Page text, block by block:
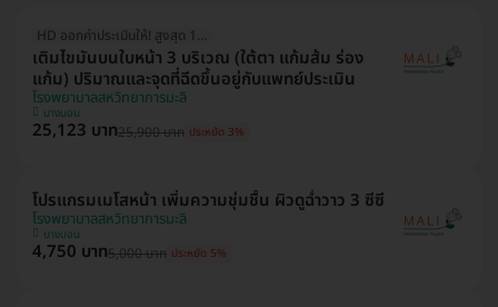
HD ออกค่าประเมินให้! สูงสุด 1500 บ.
เติมไขมันบนใบหน้า 3 บริเวณ (ใต้ตา แก้มส้ม ร่อง
แก้ม) ปริมาณและจุดที่ฉีดขึ้นอยู่กับแพทย์ประเมิน
โรงพยาบาลสหวิทยาการมะลิ
บางบอน
25,123 บาท25,900 บาท ประหยัด 3%
โปรแกรมเมโสหน้า เพิ่มความชุ่มชื้น ผิวดูฉ่ำวาว 3 ซีซี
โรงพยาบาลสหวิทยาการมะลิ
บางบอน
4,750 บาท5,000 บาท ประหยัด 5%